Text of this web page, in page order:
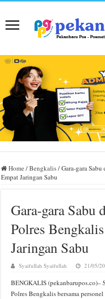
Home /Bengkalis/Gara-gara
Empat Jaringan Sabu
Gara-gara
Polres
Jaringan Sabu
Syaifullah Syaifullah 21/05/
BENGKALIS (pekanbarupos.co)–
Polres Bengkalis bersama